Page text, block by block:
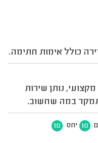
כולל אימות חתימה.
נותן שירות
במה שחשוב.
10 יחס 10